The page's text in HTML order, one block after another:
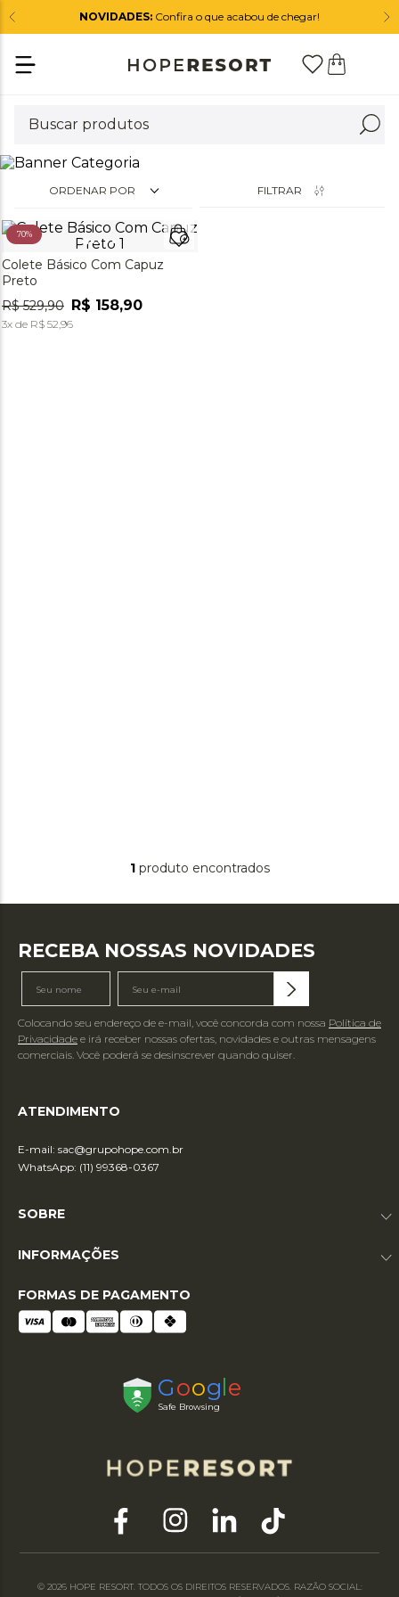
NOVIDADES: Confira o que acabou de chegar!
ORDENAR POR FILTRAR
70%
Colete Básico Com Capuz
Preto
R$ 529,90 R$ 158,90
3x de R$ 52,96
1 produto
RECEBA NOSSAS NOVIDADES
Colocando seu endereço de e-mail, você concorda com nossa Política de
Privacidade e irá receber nossas ofertas, novidades e outras mensagens
comerciais. Você poderá se desinscrever quando quiser.
ATENDIMENTO
E-mail: sac@grupohope.com.br
WhatsApp: (11) 99368-0367
SOBRE
INFORMAÇÕES
FORMAS DE PAGAMENTO
© 2026 HOPE RESORT. TODOS OS DIREITOS RESERVADOS. RAZÃO SOCIAL: